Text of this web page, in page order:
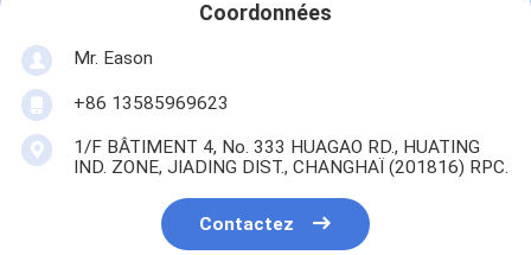
Coordonnées
Mr. Eason
+86 13585969623
1/F BÂTIMENT 4, No. 333 HUAGAO RD., HUATING
IND. ZONE, JIADING DIST., CHANGHAÏ (201816) RPC.
Contactez